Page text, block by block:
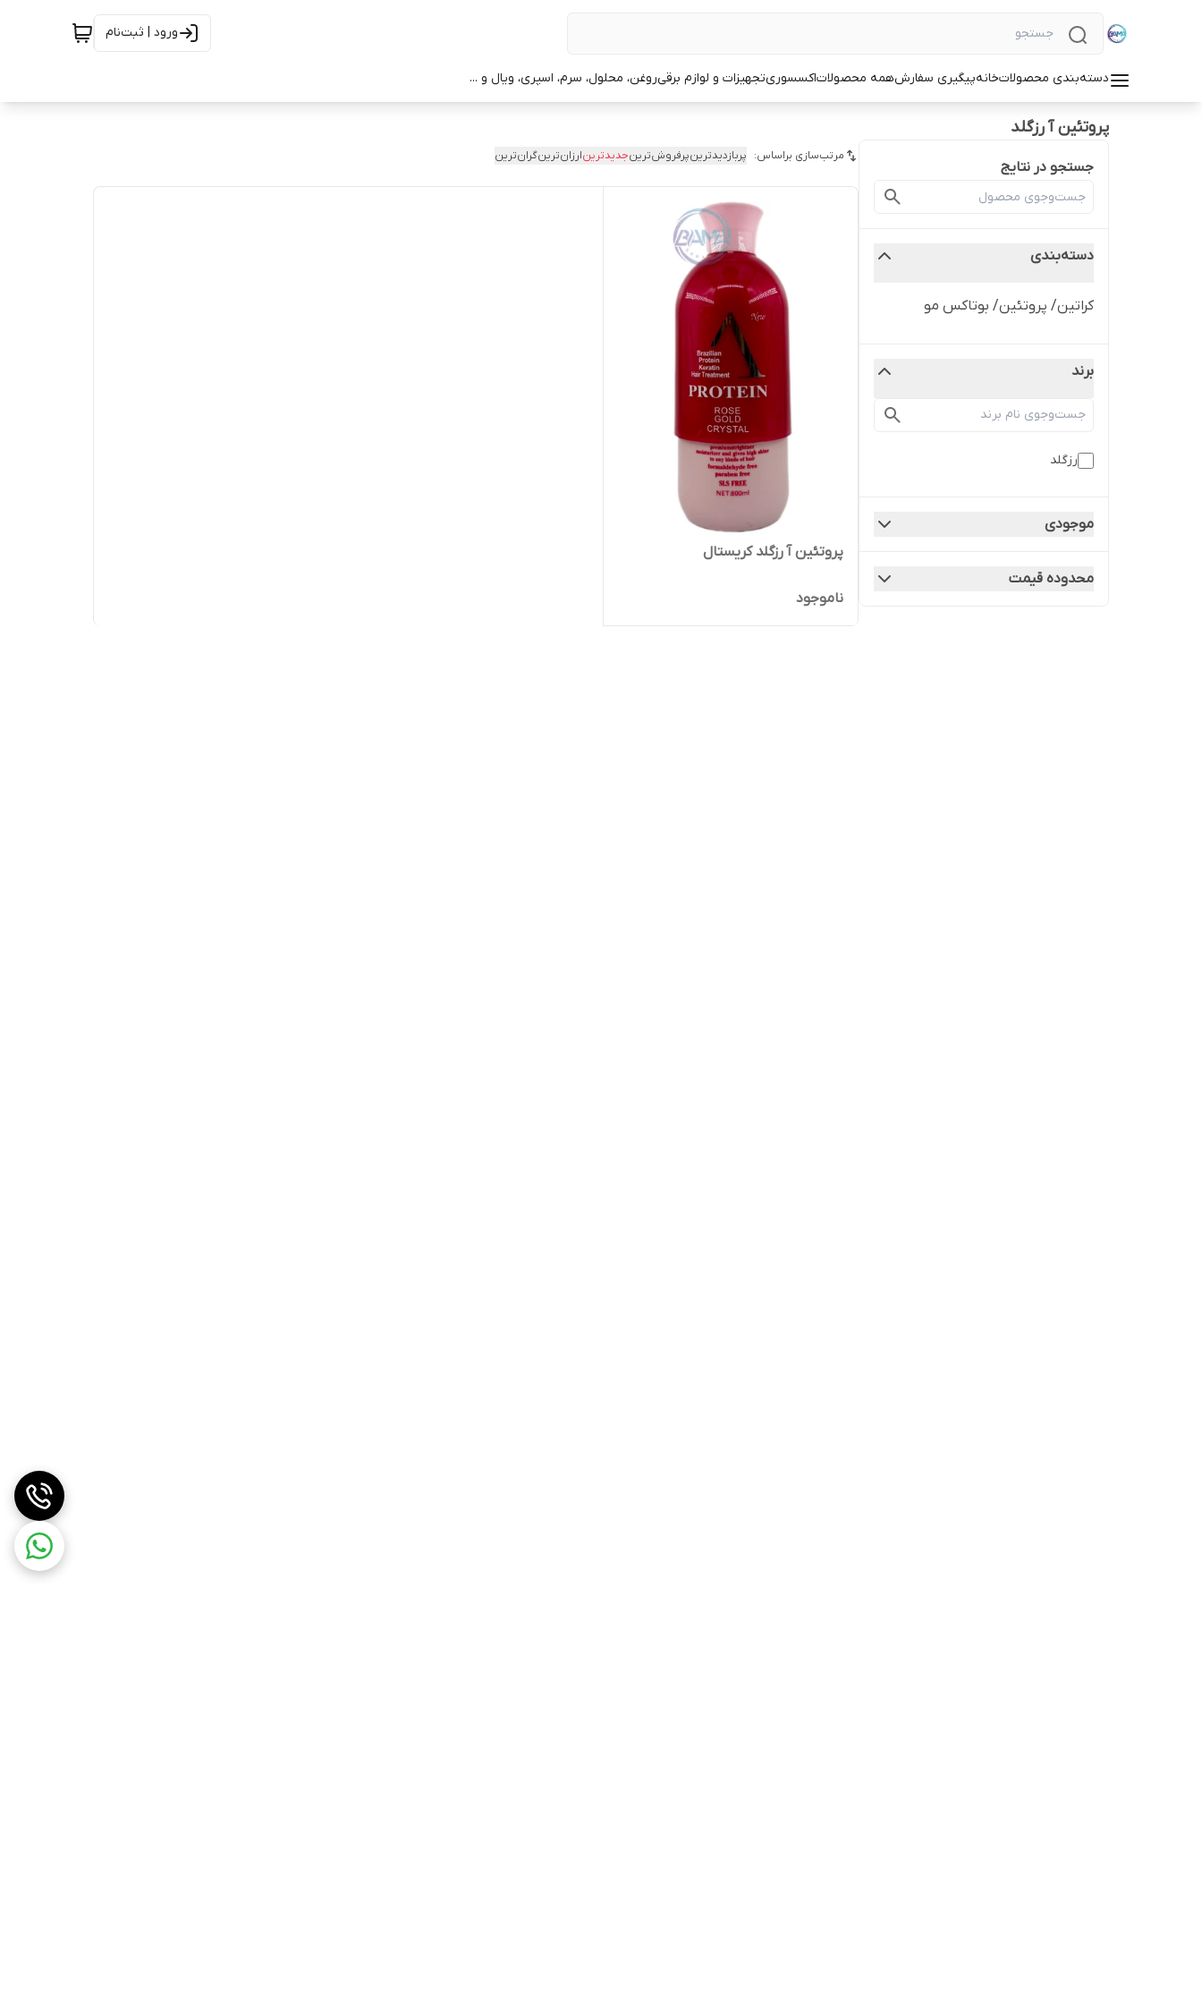
ورود | ثبت‌نام
دسته‌بندی محصولاتخانهپیگیری سفارشهمه محصولاتاکسسوریتجهیزات و لوازم برقیروغن، محلول، سرم، اسپری، ویال و ...
پروتئین آ رزگلد
جستجو در نتایج
دسته‌بندی
کراتین/ پروتئین/ بوتاکس مو
برند
رزگلد
موجودی
محدوده قیمت
مرتب‌سازی براساس: پربازدیدترینپرفروش‌ترینجدیدترینارزان‌ترینگران‌ترین
پروتئین آ رزگلد کریستال
ناموجود